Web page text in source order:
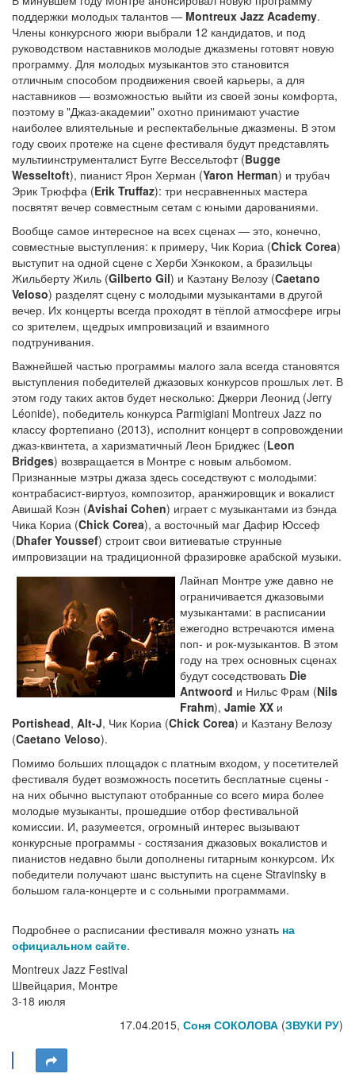
поддержки молодых талантов — Montreux Jazz Academy.
Члены конкурсного жюри выбрали 12 кандидатов, и под
руководством наставников молодые джазмены готовят новую
программу. Для молодых музыкантов это становится
отличным способом продвижения своей карьеры, а для
наставников — возможностью выйти из своей зоны комфорта,
поэтому в "Джаз-академии" охотно принимают участие
наиболее влиятельные и респектабельные джазмены. В этом
году своих протеже на сцене фестиваля будут представлять
мультиинструменталист Бугге Вессельтофт (Bugge
Wesseltoft), пианист Ярон Херман (Yaron Herman) и трубач
Эрик Трюффа (Erik Truffaz): три несравненных мастера
посвятят вечер совместным сетам с юными дарованиями.
Вообще самое интересное на всех сценах — это, конечно,
совместные выступления: к примеру, Чик Кориа (Chick Corea)
выступит на одной сцене с Херби Хэнкоком, а бразильцы
Жильберту Жиль (Gilberto Gil) и Каэтану Велозу (Caetano
Veloso) разделят сцену с молодыми музыкантами в другой
вечер. Их концерты всегда проходят в тёплой атмосфере игры
со зрителем, щедрых импровизаций и взаимного
подтрунивания.
Важнейшей частью программы малого зала всегда становятся
выступления победителей джазовых конкурсов прошлых лет. В
этом году таких актов будет несколько: Джерри Леонид (Jerry
Léonide), победитель конкурса Parmigiani Montreux Jazz по
классу фортепиано (2013), исполнит концерт в сопровождении
джаз-квинтета, а харизматичный Леон Бриджес (Leon
Bridges) возвращается в Монтре с новым альбомом.
Признанные мэтры джаза здесь соседствуют с молодыми:
контрабасист-виртуоз, композитор, аранжировщик и вокалист
Авишай Коэн (Avishai Cohen) играет с музыкантами из бэнда
Чика Кориа (Chick Corea), а восточный маг Дафир Юссеф
(Dhafer Youssef) строит свои витиеватые струнные
импровизации на традиционной фразировке арабской музыки.
Лайнап Монтре уже давно не
ограничивается джазовыми
музыкантами: в расписании
ежегодно встречаются имена
поп- и рок-музыкантов. В этом
году на трех основных сценах
будут соседствовать Die
Antwoord и Нильс Фрам (Nils
Frahm), Jamie XX и
Portishead, Alt-J, Чик Кориа (Chick Corea) и Каэтану Велозу
(Caetano Veloso).
Помимо больших площадок с платным входом, у посетителей
фестиваля будет возможность посетить бесплатные сцены -
на них обычно выступают отобранные со всего мира более
молодые музыканты, прошедшие отбор фестивальной
комиссии. И, разумеется, огромный интерес вызывают
конкурсные программы - состязания джазовых вокалистов и
пианистов недавно были дополнены гитарным конкурсом. Их
победители получают шанс выступить на сцене Stravinsky в
большом гала-концерте и с сольными программами.
Подробнее о расписании фестиваля можно узнать на
официальном сайте.
Montreux Jazz Festival
Швейцария, Монтре
3-18 июля
17.04.2015, Соня СОКОЛОВА (ЗВУКИ РУ)